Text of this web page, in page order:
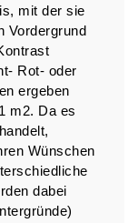
mit der sie
Vordergrund
Rot- oder
ergeben
m2. Da es
Wünschen
dabei